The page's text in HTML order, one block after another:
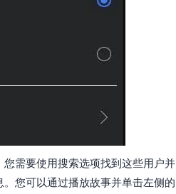
需要使用搜索选项找到这些用户并
您可以通过播放故事并单击左侧的